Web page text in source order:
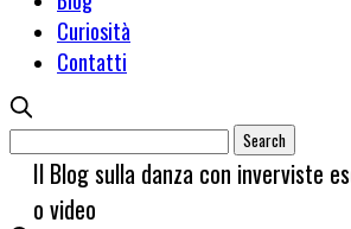
Curiosità
Contatti
Il Blog sulla danza con inverviste
o video